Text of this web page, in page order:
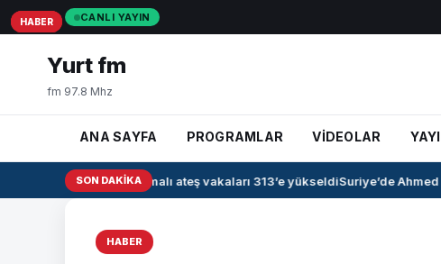
CANLI YAYIN
Yurt fm
fm 97.8 Mhz
ANA SAYFA PROGRAMLAR VİDEOLAR
SON DAKIKA
Irak’ta kanamalı ateş vakaları 313’e yükseldiSuriye’de Ahmed
HABER
HABER
HABER
HABER